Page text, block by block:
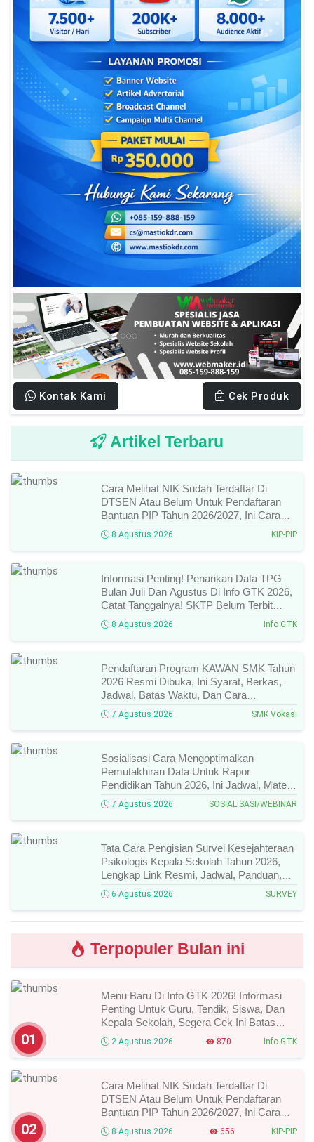
Kontak Kami Cek Produk
Artikel Terbaru
Cara Melihat NIK Sudah Terdaftar Di
DTSEN Atau Belum Untuk Pendaftaran
Bantuan PIP Tahun 2026/2027, Ini Cara
Cek Dan Syarat Perubahan Desil!
8 Agustus 2026 KIP-PIP
Informasi Penting! Penarikan Data TPG
Bulan Juli Dan Agustus Di Info GTK 2026,
Catat Tanggalnya! SKTP Belum Terbit
Januari–Juni, Ini Prosesnya!
8 Agustus 2026 Info GTK
Pendaftaran Program KAWAN SMK Tahun
2026 Resmi Dibuka, Ini Syarat, Berkas,
Jadwal, Batas Waktu, Dan Cara
Pendaftarannya!
7 Agustus 2026 SMK Vokasi
Sosialisasi Cara Mengoptimalkan
Pemutakhiran Data Untuk Rapor
Pendidikan Tahun 2026, Ini Jadwal, Materi,
Narasumber, Dan Link Mengikutinya!
7 Agustus 2026 SOSIALISASI/WEBINAR
Tata Cara Pengisian Survei Kesejahteraan
Psikologis Kepala Sekolah Tahun 2026,
Lengkap Link Resmi, Jadwal, Panduan,
Dan Hal Yang Wajib Diperhatikan!
6 Agustus 2026 SURVEY
Terpopuler Bulan ini
01
Menu Baru Di Info GTK 2026! Informasi
Penting Untuk Guru, Tendik, Siswa, Dan
Kepala Sekolah, Segera Cek Ini Batas
Waktunya!
2 Agustus 2026 870 Info GTK
02
Cara Melihat NIK Sudah Terdaftar Di
DTSEN Atau Belum Untuk Pendaftaran
Bantuan PIP Tahun 2026/2027, Ini Cara
Cek Dan Syarat Perubahan Desil!
8 Agustus 2026 656 KIP-PIP